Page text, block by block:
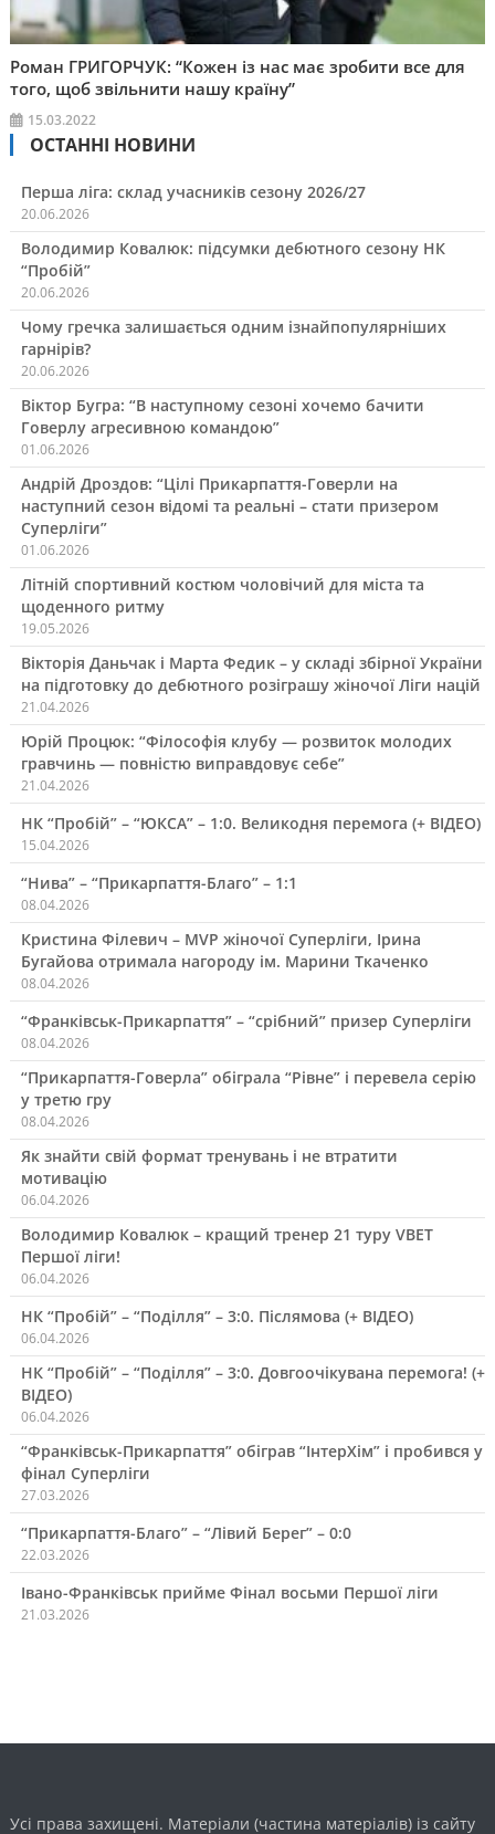
Роман ГРИГОРЧУК: “Кожен із нас має зробити все для
того, щоб звільнити нашу країну”
15.03.2022
ОСТАННІ НОВИНИ
Перша ліга: склад учасників сезону 2026/27
20.06.2026
Володимир Ковалюк: підсумки дебютного сезону НК
“Пробій”
20.06.2026
Чому гречка залишається одним ізнайпопулярніших
гарнірів?
20.06.2026
Віктор Бугра: “В наступному сезоні хочемо бачити
Говерлу агресивною командою”
01.06.2026
Андрій Дроздов: “Цілі Прикарпаття-Говерли на
наступний сезон відомі та реальні – стати призером
Суперліги”
01.06.2026
Літній спортивний костюм чоловічий для міста та
щоденного ритму
19.05.2026
Вікторія Даньчак і Марта Федик – у складі збірної України
на підготовку до дебютного розіграшу жіночої Ліги націй
21.04.2026
Юрій Процюк: “Філософія клубу — розвиток молодих
гравчинь — повністю виправдовує себе”
21.04.2026
НК “Пробій” – “ЮКСА” – 1:0. Великодня перемога (+ ВІДЕО)
15.04.2026
“Нива” – “Прикарпаття-Благо” – 1:1
08.04.2026
Кристина Філевич – MVP жіночої Суперліги, Ірина
Бугайова отримала нагороду ім. Марини Ткаченко
08.04.2026
“Франківськ-Прикарпаття” – “срібний” призер Суперліги
08.04.2026
“Прикарпаття-Говерла” обіграла “Рівне” і перевела серію
у третю гру
08.04.2026
Як знайти свій формат тренувань і не втратити
мотивацію
06.04.2026
Володимир Ковалюк – кращий тренер 21 туру VBET
Першої ліги!
06.04.2026
НК “Пробій” – “Поділля” – 3:0. Післямова (+ ВІДЕО)
06.04.2026
НК “Пробій” – “Поділля” – 3:0. Довгоочікувана перемога! (+
ВІДЕО)
06.04.2026
“Франківськ-Прикарпаття” обіграв “ІнтерХім” і пробився у
фінал Суперліги
27.03.2026
“Прикарпаття-Благо” – “Лівий Берег” – 0:0
22.03.2026
Івано-Франківськ прийме Фінал восьми Першої ліги
21.03.2026
Усі права захищені. Матеріали (частина матеріалів) із сайту